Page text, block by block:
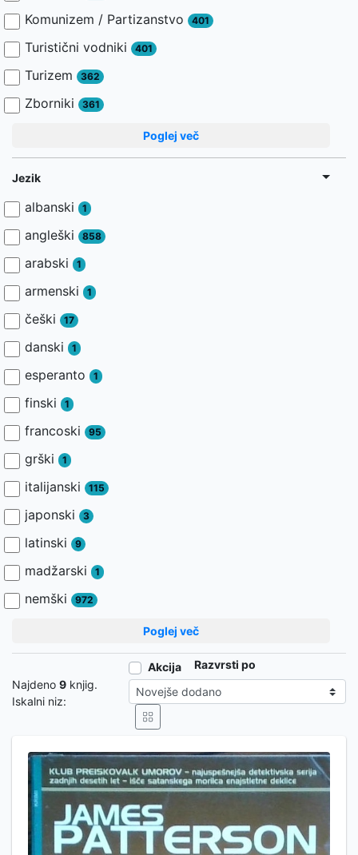
Komunizem / Partizanstvo 401
Turistični vodniki 401
Turizem 362
Zborniki 361
Poglej več
Jezik
albanski 1
angleški 858
arabski 1
armenski 1
češki 17
danski 1
esperanto 1
finski 1
francoski 95
grški 1
italijanski 115
japonski 3
latinski 9
madžarski 1
nemški 972
Poglej več
Najdeno 9 knjig.
Iskalni niz:
Akcija Razvrsti po